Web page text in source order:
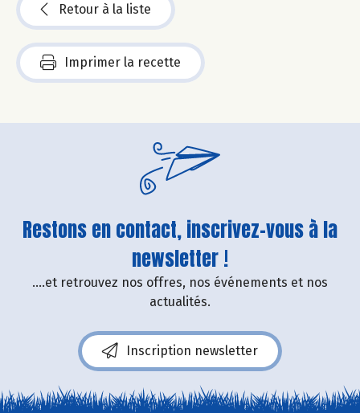
Retour à la liste
Imprimer la recette
Restons en contact, inscrivez-vous à la
newsletter !
....et retrouvez nos offres, nos événements et nos
actualités.
Inscription newsletter